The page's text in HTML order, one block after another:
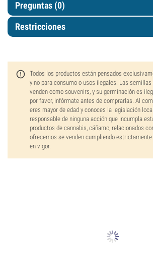
Preguntas (0)
Restricciones
Todos los productos están pensados
y no para consumo o usos ilegales. Las
venden como souvenirs, y su germinación es
por favor, infórmate antes de comprarlas. Al
eres mayor de edad y conoces la legislación
responsable de ninguna acción que incumpla
productos de cannabis, cáñamo, relacionados
ofrecemos se venden cumpliendo
en vigor.